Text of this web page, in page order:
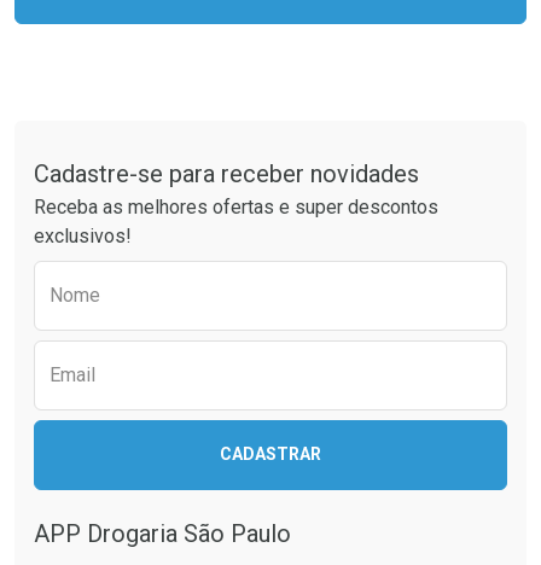
Cadastre-se para receber novidades
Receba as melhores ofertas e super descontos
exclusivos!
Nome
Email
CADASTRAR
APP Drogaria São Paulo